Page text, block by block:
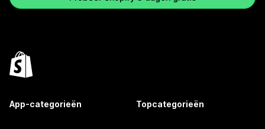
App-categorieën Topcategorieën